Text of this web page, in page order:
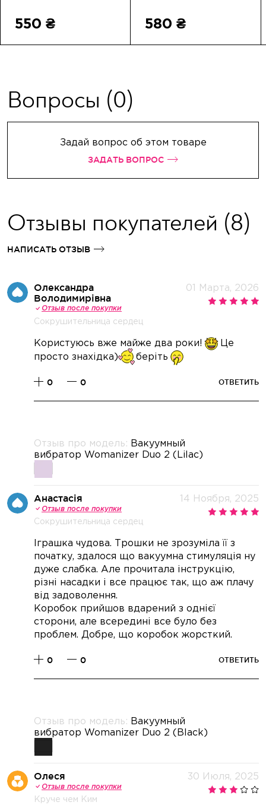
550 ₴ 580 ₴
Вопросы (0)
Задай вопрос об этом товаре
ЗАДАТЬ ВОПРОС
Отзывы покупателей (8)
НАПИСАТЬ ОТЗЫВ
Олександра
Володимирівна
Отзыв после покупки
Сокрушительница сердец
01 Марта, 2026
Користуюсь вже майже два роки!
Це
просто знахідка)
беріть
0 0 ОТВЕТИТЬ
Отзыв про модель: Вакуумный
вибратор Womanizer Duo 2 (Lilac)
Анастасія
Отзыв после покупки
Сокрушительница сердец
14 Ноября, 2025
Іграшка чудова. Трошки не зрозуміла її з
початку, здалося що вакуумна стимуляція ну
дуже слабка. Але прочитала інструкцію,
різні насадки і все працює так, що аж плачу
від задоволення.
Коробок прийшов вдарений з однієї
сторони, але всередині все було без
проблем. Добре, що коробок жорсткий.
0 0 ОТВЕТИТЬ
Отзыв про модель: Вакуумный
вибратор Womanizer Duo 2 (Black)
Олеся
Отзыв после покупки
Круче чем Ким
30 Июля, 2025